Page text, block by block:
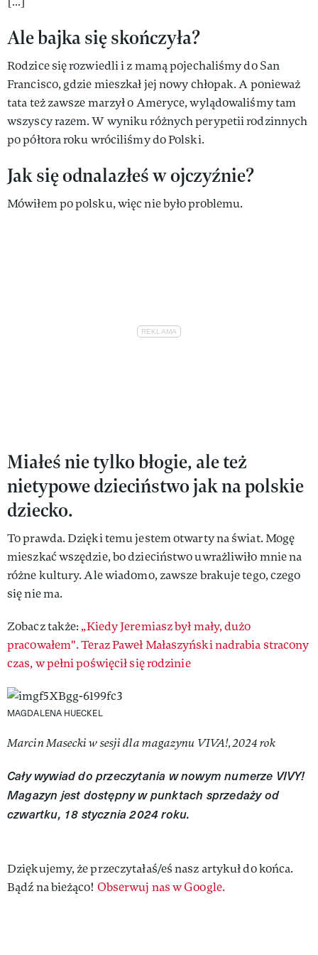
Ale bajka się skończyła?
Rodzice się rozwiedli i z mamą pojechaliśmy do San
Francisco, gdzie mieszkał jej nowy chłopak. A ponieważ
tata też zawsze marzył o Ameryce, wylądowaliśmy tam
wszyscy razem. W wyniku różnych perypetii rodzinnych
po półtora roku wróciliśmy do Polski.
Jak się odnalazłeś w ojczyźnie?
Mówiłem po polsku, więc nie było problemu.
Miałeś nie tylko błogie, ale też
nietypowe dzieciństwo jak na polskie
dziecko.
To prawda. Dzięki temu jestem otwarty na świat. Mogę
mieszkać wszędzie, bo dzieciństwo uwrażliwiło mnie na
różne kultury. Ale wiadomo, zawsze brakuje tego, czego
się nie ma.
Zobacz także: „Kiedy Jeremiasz był mały, dużo
pracowałem". Teraz Paweł Małaszyński nadrabia stracony
czas, w pełni poświęcił się rodzinie
MAGDALENA HUECKEL
Marcin Masecki w sesji dla magazynu VIVA!, 2024 rok
Cały wywiad do przeczytania w nowym numerze VIVY!
Magazyn jest dostępny w punktach sprzedaży od
czwartku, 18 stycznia 2024 roku.
Dziękujemy, że przeczytałaś/eś nasz artykuł do końca.
Bądź na bieżąco! Obserwuj nas w Google.